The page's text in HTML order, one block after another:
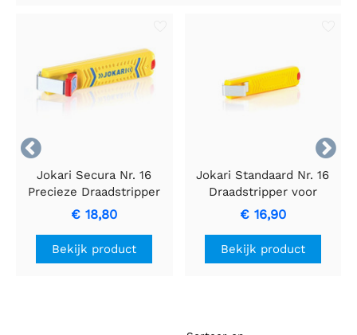


Jokari Secura Nr. 16
Precieze Draadstripper
€ 18,80
Bekijk product
Jokari Standaard Nr. 16
Draadstripper voor
Precisie en Efficiëntie
€ 16,90
Bekijk product